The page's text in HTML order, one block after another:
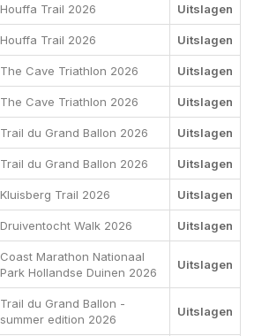
Houffa Trail 2026 Uitslagen
Houffa Trail 2026 Uitslagen
The Cave Triathlon 2026 Uitslagen
The Cave Triathlon 2026 Uitslagen
Trail du Grand Ballon 2026 Uitslagen
Trail du Grand Ballon 2026 Uitslagen
Kluisberg Trail 2026 Uitslagen
Druiventocht Walk 2026 Uitslagen
Coast Marathon Nationaal
Park Hollandse Duinen 2026
Uitslagen
Trail du Grand Ballon -
summer edition 2026
Uitslagen